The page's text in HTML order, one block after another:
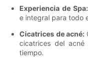
Experiencia de Spa:
e integral para todo
Cicatrices de acné:
cicatrices del
tiempo.